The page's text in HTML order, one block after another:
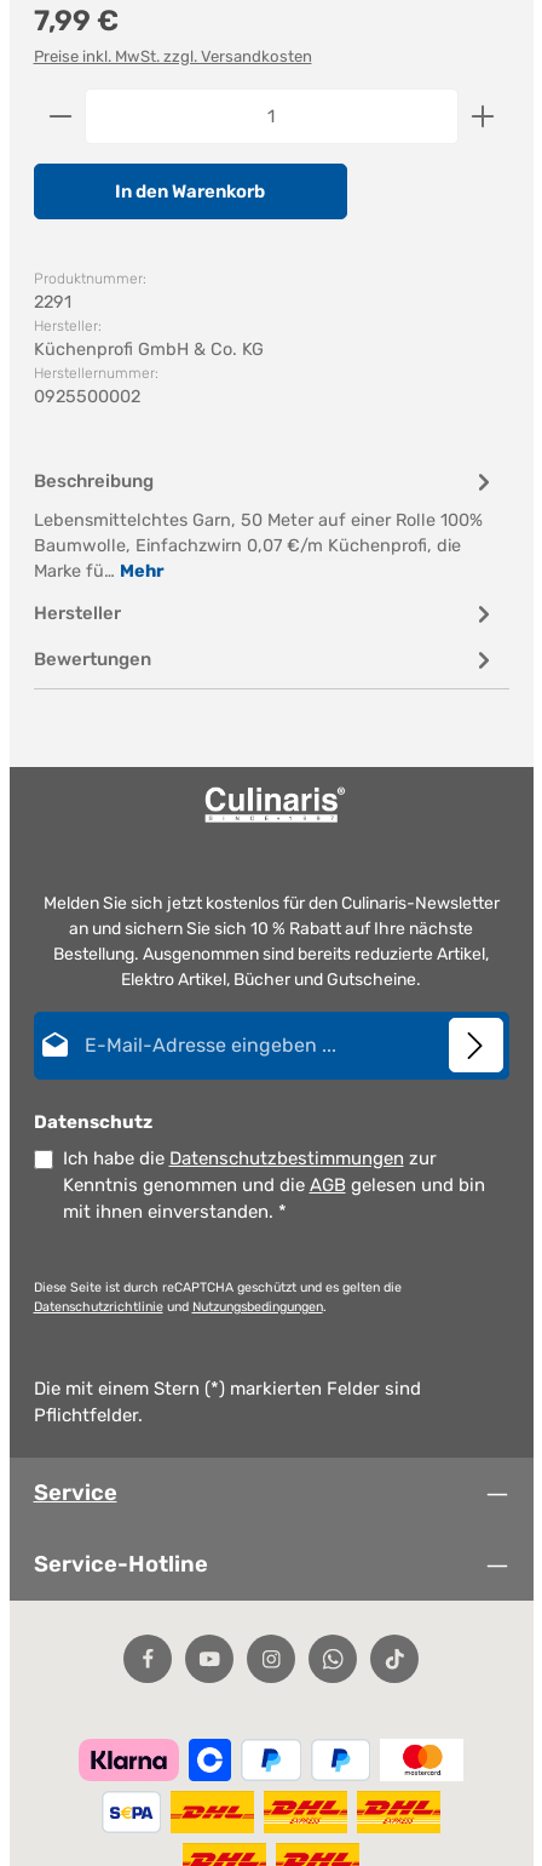
Regulärer Preis:
7,99 €
Preise inkl. MwSt. zzgl. Versandkosten
Produkt Anzahl: Gib den gewünschten Wert ein
In den Warenkorb
Produktnummer:
2291
Hersteller:
Küchenprofi GmbH & Co. KG
Herstellernummer:
0925500002
Beschreibung
Lebensmittelchtes Garn, 50 Meter auf einer Rolle 100%
Baumwolle, Einfachzwirn 0,07 €/m Küchenprofi, die
Marke fü… Mehr
Hersteller
Bewertungen
Melden Sie sich jetzt kostenlos für den Culinaris-Newsletter
an und sichern Sie sich 10 % Rabatt auf Ihre nächste
Bestellung. Ausgenommen sind bereits reduzierte Artikel,
Elektro Artikel, Bücher und Gutscheine.
Datenschutz
Ich habe die Datenschutzbestimmungen zur
Kenntnis genommen und die AGB gelesen und bin
mit ihnen einverstanden. *
Diese Seite ist durch reCAPTCHA geschützt und es gelten die
Datenschutzrichtlinieund Nutzungsbedingungen.
Die mit einem Stern (*) markierten Felder sind
Pflichtfelder.
Service
Service-Hotline